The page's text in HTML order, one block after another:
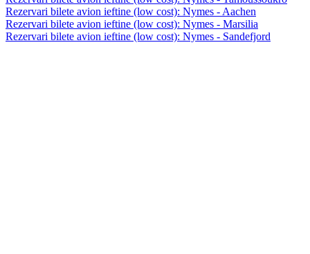
Rezervari bilete avion ieftine (low cost): Nymes - Aachen
Rezervari bilete avion ieftine (low cost): Nymes - Marsilia
Rezervari bilete avion ieftine (low cost): Nymes - Sandefjord